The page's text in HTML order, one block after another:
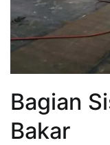
Bagian
Bakar